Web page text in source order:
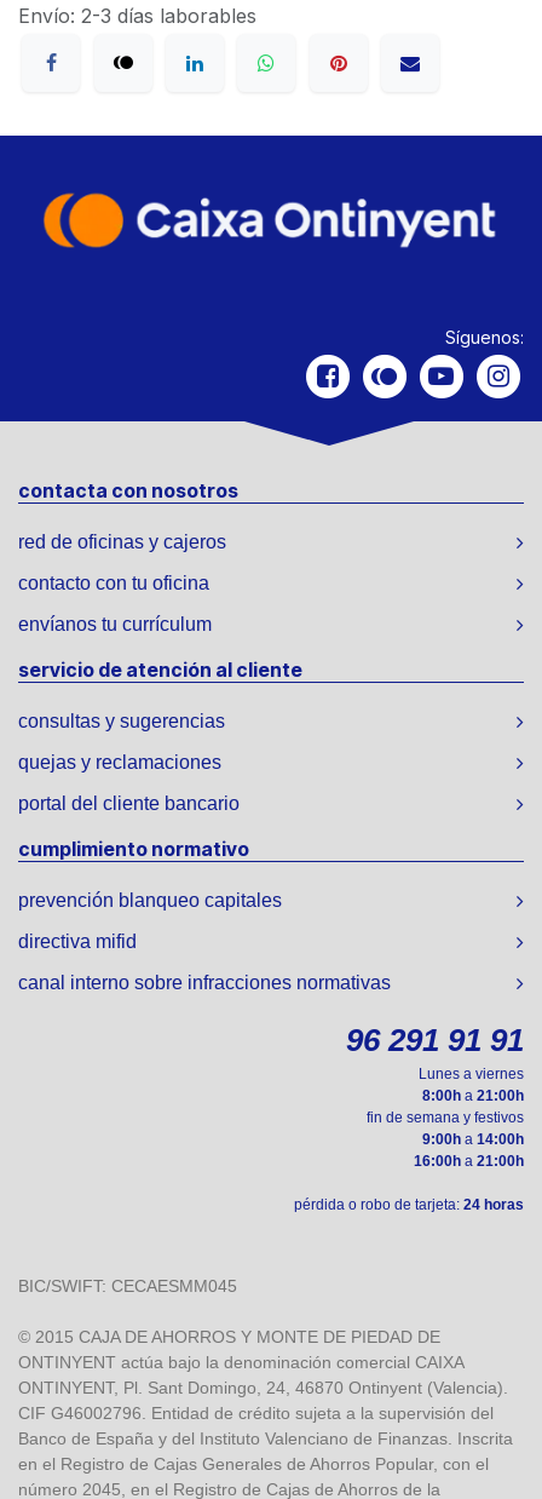
Envío: 2-3 días laborables
Síguenos:
contacta con nosotros
red de oficinas y cajeros
contacto con tu oficina
envíanos tu currículum
servicio de atención al cliente
consultas y sugerencias
quejas y reclamaciones
portal del cliente bancario
cumplimiento normativo
prevención blanqueo capitales
directiva mifid
canal interno sobre infracciones normativas
96 291 91 91
Lunes a viernes
8:00h a 21:00h
fin de semana y festivos
9:00h a 14:00h
16:00h a 21:00h
pérdida o robo de tarjeta: 24 horas
BIC/SWIFT: CECAESMM045
© 2015 CAJA DE AHORROS Y MONTE DE PIEDAD DE
ONTINYENT actúa bajo la denominación comercial CAIXA
ONTINYENT, Pl. Sant Domingo, 24, 46870 Ontinyent (Valencia).
CIF G46002796. Entidad de crédito sujeta a la supervisión del
Banco de España y del Instituto Valenciano de Finanzas. Inscrita
en el Registro de Cajas Generales de Ahorros Popular, con el
número 2045, en el Registro de Cajas de Ahorros de la